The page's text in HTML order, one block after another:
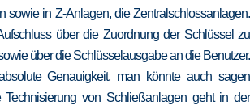
sowie in Z-Anlagen, die Zentralschlossanlagen.
über die Zuordnung der Schlüssel zu
über die Schlüsselausgabe an die Benutzer.
Genauigkeit, man könnte auch sagen
Technisierung von Schließanlagen geht in der